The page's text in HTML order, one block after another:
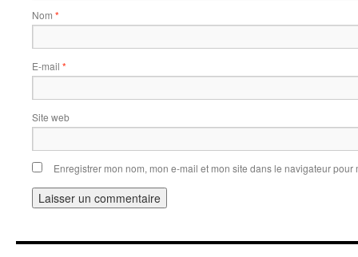
Nom *
E-mail *
Site web
Enregistrer mon nom, mon e-mail et mon site dans le navigateur